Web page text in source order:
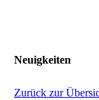
Neuigkeiten
Zurück zur